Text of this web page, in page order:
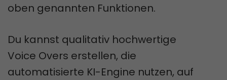
oben genannten Funktionen.
Du kannst qualitativ hochwertige
Voice Overs erstellen, die
automatisierte KI-Engine nutzen, auf